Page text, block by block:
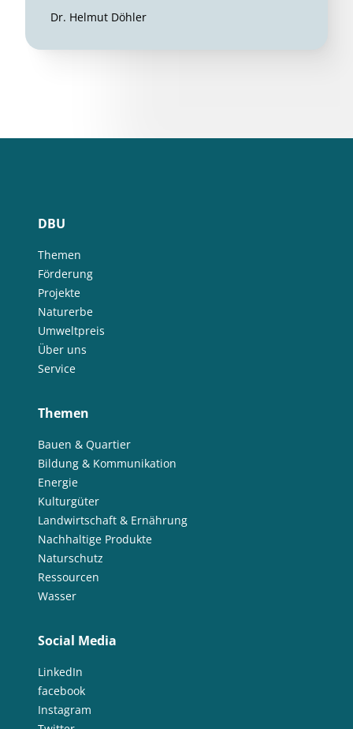
Dr. Helmut Döhler
DBU
Themen
Förderung
Projekte
Naturerbe
Umweltpreis
Über uns
Service
Themen
Bauen & Quartier
Bildung & Kommunikation
Energie
Kulturgüter
Landwirtschaft & Ernährung
Nachhaltige Produkte
Naturschutz
Ressourcen
Wasser
Social Media
LinkedIn
facebook
Instagram